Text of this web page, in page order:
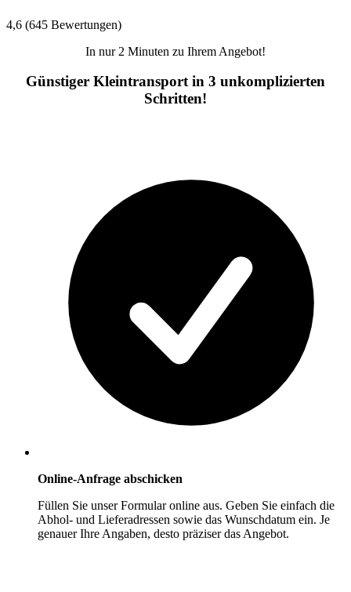
4,6 (645 Bewertungen)
In nur 2 Minuten zu Ihrem Angebot!
Günstiger Kleintransport in 3 unkomplizierten
Schritten!
Online-Anfrage abschicken
Füllen Sie unser Formular online aus. Geben Sie einfach die
Abhol- und Lieferadressen sowie das Wunschdatum ein. Je
genauer Ihre Angaben, desto präziser das Angebot.